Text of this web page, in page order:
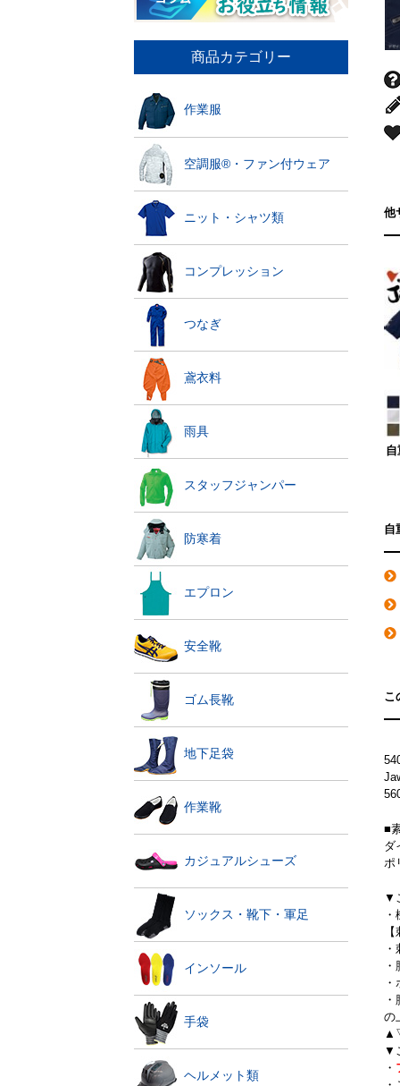
商品カテゴリー
作業服
空調服®・ファン付ウェア
ニット・シャツ類
コンプレッション
つなぎ
鳶衣料
雨具
スタッフジャンパー
防寒着
エプロン
安全靴
ゴム長靴
地下足袋
作業靴
カジュアルシューズ
ソックス・靴下・軍足
インソール
手袋
ヘルメット類
他
自
こ
■
ダ
ポ
▼
の
▼
・